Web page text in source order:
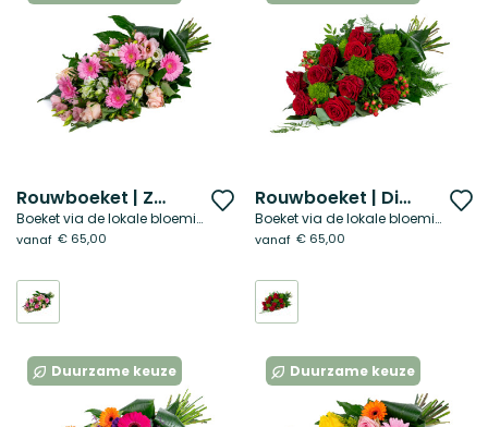
Rouwboeket | Zacht gemis
Boeket via de lokale bloemist
vanaf € 65,00
Voeg
toe
aan
verlanglijst
Rouwboeket | Diep verbonden
Boeket via de lokale bloemist
vanaf € 65,00
Duurzame keuze Duurzame keuze